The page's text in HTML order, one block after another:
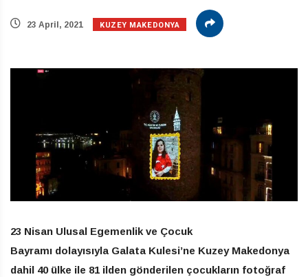
23 April, 2021 KUZEY MAKEDONYA
23 Nisan Ulusal Egemenlik ve Çocuk
Bayramı dolayısıyla Galata Kulesi’ne Kuzey Makedonya
dahil 40 ülke ile 81 ilden gönderilen çocukların fotoğraf